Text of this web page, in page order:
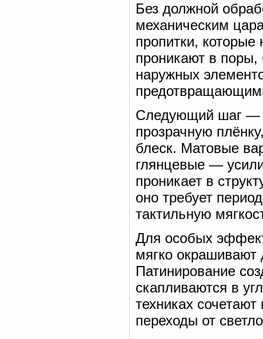
Без должной
механическим
пропитки,
проникают в поры,
наружных
Следующий шаг —
прозрачную
блеск. Матовые
глянцевые —
проникает в
оно требует
тактильную
Для особых
мягко окрашивают
Патинирование
скапливаются в
техниках
переходы от